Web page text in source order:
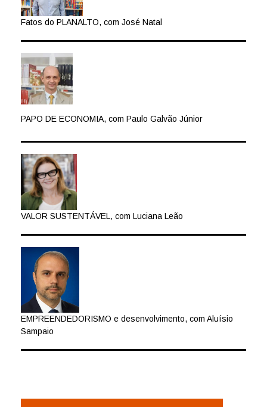
Fatos do PLANALTO, com José Natal
PAPO DE ECONOMIA, com Paulo Galvão Júnior
VALOR SUSTENTÁVEL, com Luciana Leão
EMPREENDEDORISMO e desenvolvimento, com Aluísio
Sampaio